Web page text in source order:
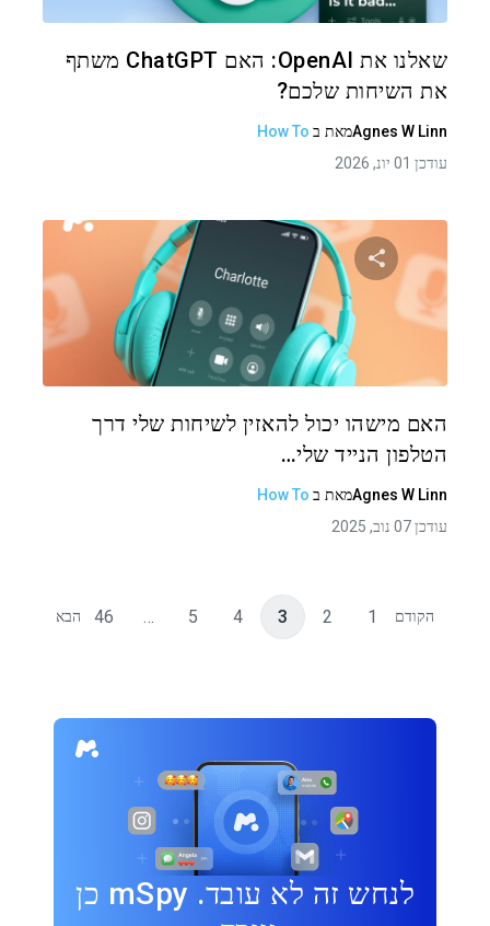
שאלנו את OpenAI: האם ChatGPT משתף
את השיחות שלכם?
Agnes W Linnמאת ב How To
עודכן 01 יונ, 2026
שתף מאמר זה
האם מישהו יכול להאזין לשיחות שלי דרך
הטלפון הנייד שלי…
Agnes W Linnמאת ב How To
עודכן 07 נוב, 2025
הקודם 1
2
3
4
5
…
46 הבא
לנחש זה לא עובד. mSpy כן